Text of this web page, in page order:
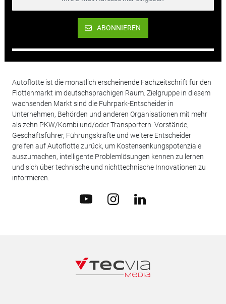
ABONNIEREN
Autoflotte ist die monatlich erscheinende Fachzeitschrift für den
Flottenmarkt im deutschsprachigen Raum. Zielgruppe in diesem
wachsenden Markt sind die Fuhrpark-Entscheider in
Unternehmen, Behörden und anderen Organisationen mit mehr
als zehn PKW/Kombi und/oder Transportern. Vorstände,
Geschäftsführer, Führungskräfte und weitere Entscheider
greifen auf Autoflotte zurück, um Kostensenkungspotenziale
auszumachen, intelligente Problemlösungen kennen zu lernen
und sich über technische und nichttechnische Innovationen zu
informieren.